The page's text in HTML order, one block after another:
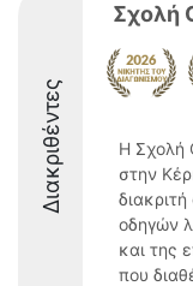
Διακριθέντες
Σχολή
Η Σχολή
στην
οδηγών
και της
που